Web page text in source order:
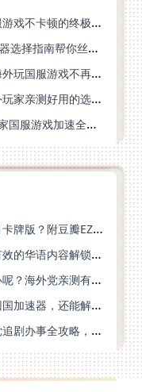
在英国打一梦江湖卡吗？海外党国服游戏不卡顿的终极解法
海外党打枪神纪卡成PPT？这篇加速器选择指南帮你丝滑上分
美国打我的起源加速器下载指南：海外玩国服游戏不再卡的终极方案
江南百景图国外加速器有哪些？海外玩家亲测好用的选择与避坑指南
去国外能打王国保卫战4吗？海外玩家国服游戏加速全攻略（附公主连结幻想江湖实测）
海外党必看：怎么在国外玩秦时明月卡牌版？附豆瓣EZCast地区限制破解法
海外怎么听酷我畅听？留学生亲测有效的华语内容解锁指南
在国外看不了央视影音电视剧怎么办呢？海外党亲测有效的回国加速方案
海外华人看国内电视剧总卡？选对回国加速器，还能解决菲律宾打不开反诈中心的问题
探花在比利时用不了怎么办？海外党追剧办事全攻略，选对加速器就够了